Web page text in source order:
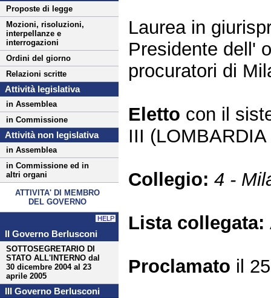
Proposte di legge
Mozioni, risoluzioni,
interpellanze e
interrogazioni
Ordini del giorno
Relazioni scritte
Attività legislativa
in Assemblea
in Commissione
Attività non legislativa
in Assemblea
in Commissione ed in
altri organi
ATTIVITA' DI MEMBRO
DEL GOVERNO
HELP
II Governo Berlusconi
SOTTOSEGRETARIO DI
STATO ALL'INTERNO dal
30 dicembre 2004 al 23
aprile 2005
III Governo Berlusconi
Laurea in
Presidente dell'
procuratori di
Eletto con il
III (LOMBARDIA
Collegio:4 -
Lista collegata:
Proclamato il